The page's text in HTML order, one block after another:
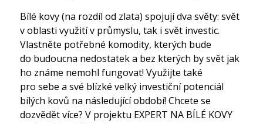
Bílé kovy (na rozdíl od zlata) spojují dva světy: svět
v oblasti využití v průmyslu, tak i svět investic.
Vlastněte potřebné komodity, kterých bude
do budoucna nedostatek a bez kterých by svět jak
ho známe nemohl fungovat! Využijte také
pro sebe a své blízké velký investiční potenciál
bílých kovů na následující období! Chcete se
dozvědět více? V projektu EXPERT NA BÍLÉ KOVY